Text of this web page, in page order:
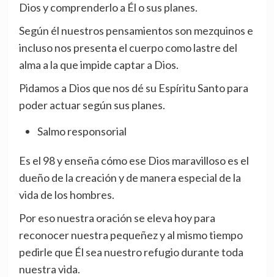
Dios y comprenderlo a Él o sus planes.
Según él nuestros pensamientos son mezquinos e
incluso nos presenta el cuerpo como lastre del
alma a la que impide captar a Dios.
Pidamos a Dios que nos dé su Espíritu Santo para
poder actuar según sus planes.
Salmo responsorial
Es el 98 y enseña cómo ese Dios maravilloso es el
dueño de la creación y de manera especial de la
vida de los hombres.
Por eso nuestra oración se eleva hoy para
reconocer nuestra pequeñez y al mismo tiempo
pedirle que Él sea nuestro refugio durante toda
nuestra vida.